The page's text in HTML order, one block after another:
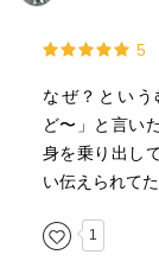
5
なぜ？とい
ど〜」と言い
身を乗り出し
い伝えられて
1